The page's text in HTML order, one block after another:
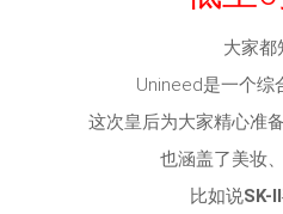
大家都
Unineed是一个综
这次皇后为大家精心准
也涵盖了美妆
比如说SK-